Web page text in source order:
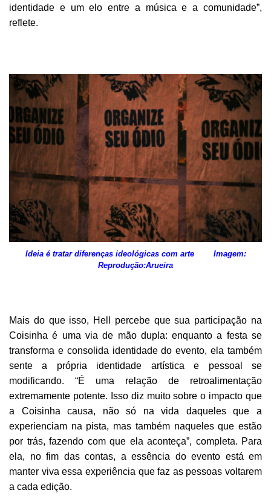
identidade e um elo entre a música e a comunidade”,
reflete.
Ideia é tratar diferenças ideológicas com arte Imagem:
Reprodução:Arueira
Mais do que isso, Hell percebe que sua participação na
Coisinha é uma via de mão dupla: enquanto a festa se
transforma e consolida identidade do evento, ela também
sente a própria identidade artística e pessoal se
modificando. “É uma relação de retroalimentação
extremamente potente. Isso diz muito sobre o impacto que
a Coisinha causa, não só na vida daqueles que a
experienciam na pista, mas também naqueles que estão
por trás, fazendo com que ela aconteça”, completa. Para
ela, no fim das contas, a essência do evento está em
manter viva essa experiência que faz as pessoas voltarem
a cada edição.